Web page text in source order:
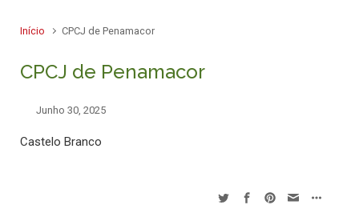
Início CPCJ de Penamacor
CPCJ de Penamacor
Junho 30, 2025
Castelo Branco